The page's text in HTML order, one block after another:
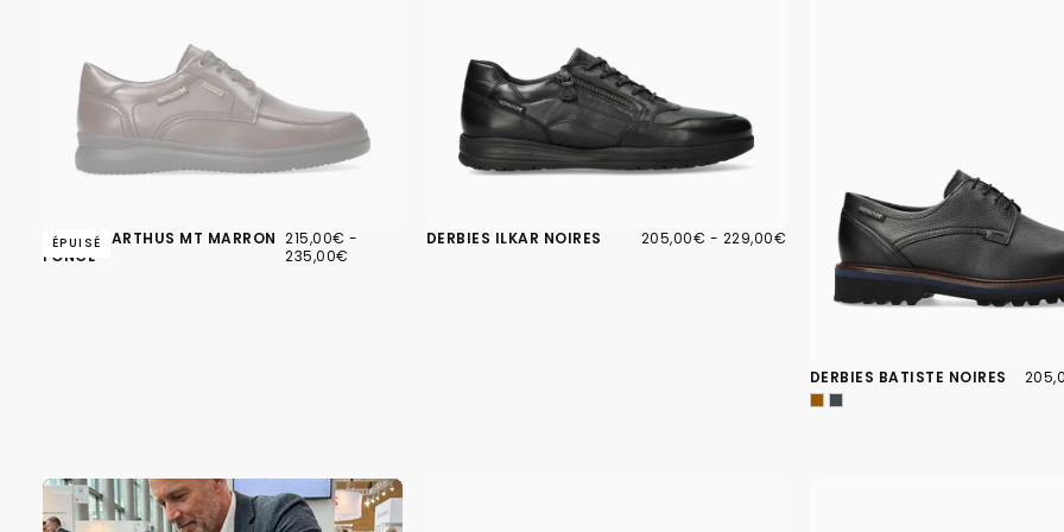
DERBIES ARTHUS MT MARRON
FONCÉ
ÉPUISÉ 215,00€
PRIX
MINIMUM
215,00€ -
235,00€
DERBIES ILKAR NOIRES 205,00€
PRIX
205,00€ - PRIX
229,00€
DERBIES BATISTE NOIRES
PRIX